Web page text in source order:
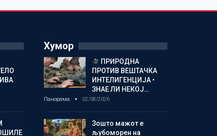
Хумор
ПРИРОДНА
ПРОТИВ ВЕШТАЧКА
ИНТЕЛИГЕНЦИЈА •
ЗНАЕ ЛИ НЕКОЈ…
Панорама 02/08/2026
Зошто мажот е
љубоморен на